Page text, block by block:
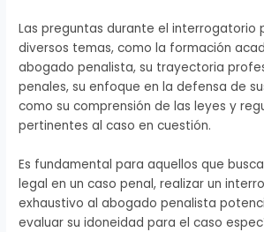
Las preguntas durante el interrogatorio
diversos temas, como la formación
abogado penalista, su trayectoria
penales, su enfoque en la defensa de
como su comprensión de las leyes y
pertinentes al caso en cuestión.
Es fundamental para aquellos que
legal en un caso penal, realizar un
exhaustivo al abogado penalista
evaluar su idoneidad para el caso